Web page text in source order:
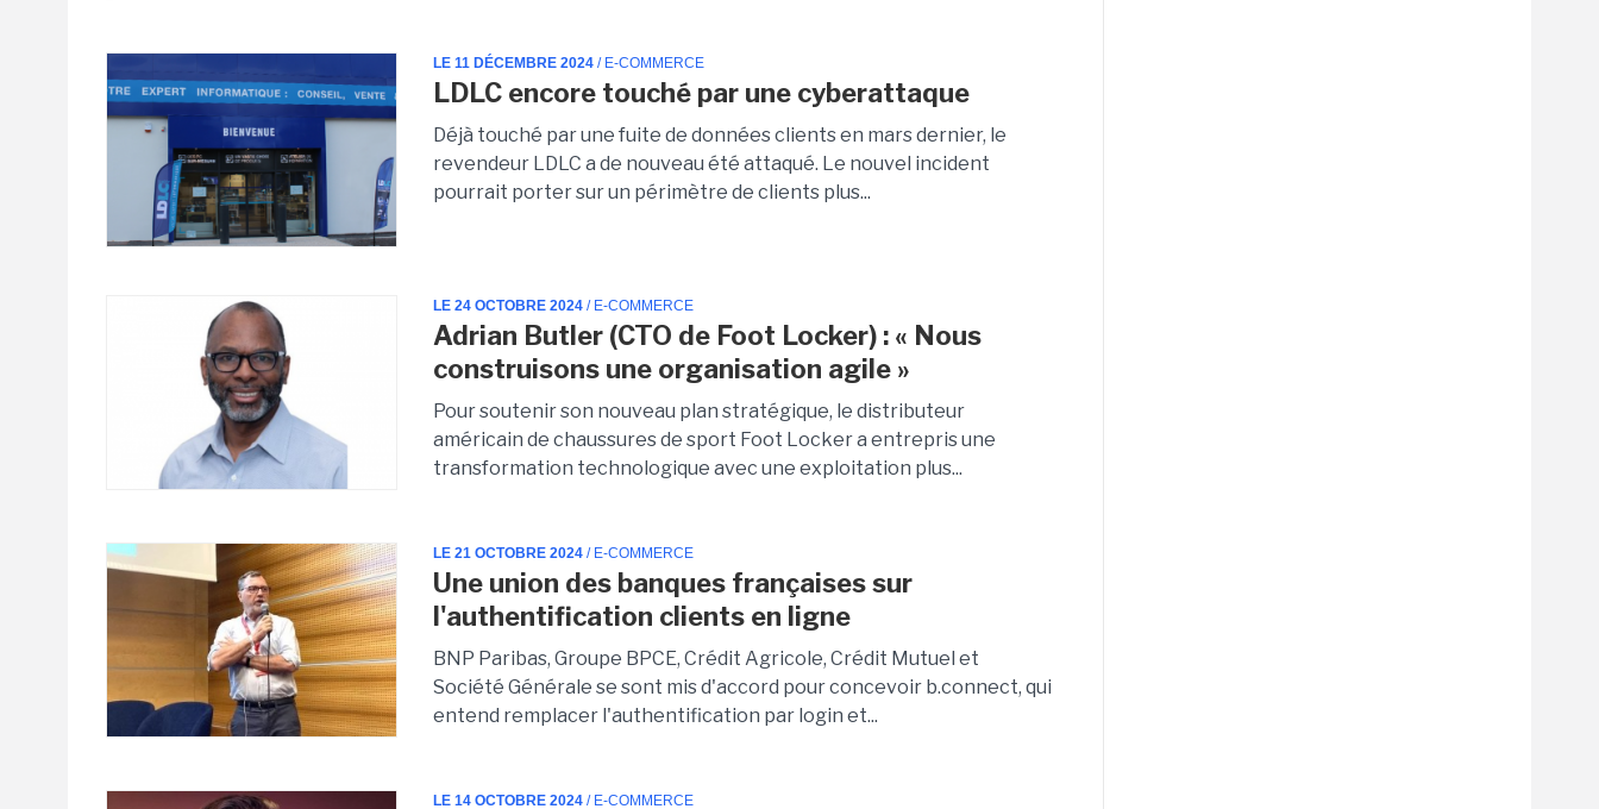
LE 11 DÉCEMBRE 2024 / E-COMMERCE
LDLC encore touché par une cyberattaque
Déjà touché par une fuite de données clients en mars dernier, le
revendeur LDLC a de nouveau été attaqué. Le nouvel incident
pourrait porter sur un périmètre de clients plus...
LE 24 OCTOBRE 2024 / E-COMMERCE
Adrian Butler (CTO de Foot Locker) : « Nous
construisons une organisation agile »
Pour soutenir son nouveau plan stratégique, le distributeur
américain de chaussures de sport Foot Locker a entrepris une
transformation technologique avec une exploitation plus...
LE 21 OCTOBRE 2024 / E-COMMERCE
Une union des banques françaises sur
l'authentification clients en ligne
BNP Paribas, Groupe BPCE, Crédit Agricole, Crédit Mutuel et
Société Générale se sont mis d'accord pour concevoir b.connect, qui
entend remplacer l'authentification par login et...
LE 14 OCTOBRE 2024 / E-COMMERCE